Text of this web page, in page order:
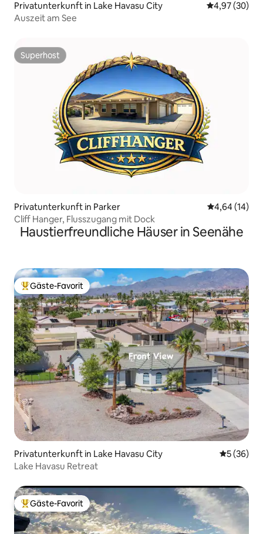
Privatunterkunft in Lake Havasu City
4,97 (30)
Auszeit am See
Superhost
Superhost
Privatunterkunft in Parker
4,64 (14)
Cliff Hanger, Flusszugang mit Dock
Haustierfreundliche Häuser in Seenähe
Beliebter Gäste-Favorit.
Gäste-Favorit
Privatunterkunft in Lake Havasu City
5 (36)
Lake Havasu Retreat
Beliebter Gäste-Favorit.
Gäste-Favorit